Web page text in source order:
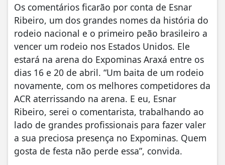
Os comentários ficarão por conta de Esnar
Ribeiro, um dos grandes nomes da história do
rodeio nacional e o primeiro peão brasileiro a
vencer um rodeio nos Estados Unidos. Ele
estará na arena do Expominas Araxá entre os
dias 16 e 20 de abril. “Um baita de um rodeio
novamente, com os melhores competidores da
ACR aterrissando na arena. E eu, Esnar
Ribeiro, serei o comentarista, trabalhando ao
lado de grandes profissionais para fazer valer
a sua preciosa presença no Expominas. Quem
gosta de festa não perde essa”, convida.